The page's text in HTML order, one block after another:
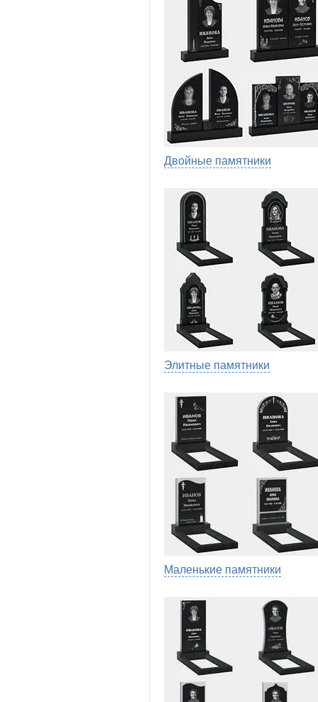
Двойные памятники
Элитные памятники
Маленькие памятники